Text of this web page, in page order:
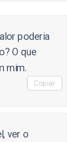
poderia
O que
mim.
Copiar
ver o